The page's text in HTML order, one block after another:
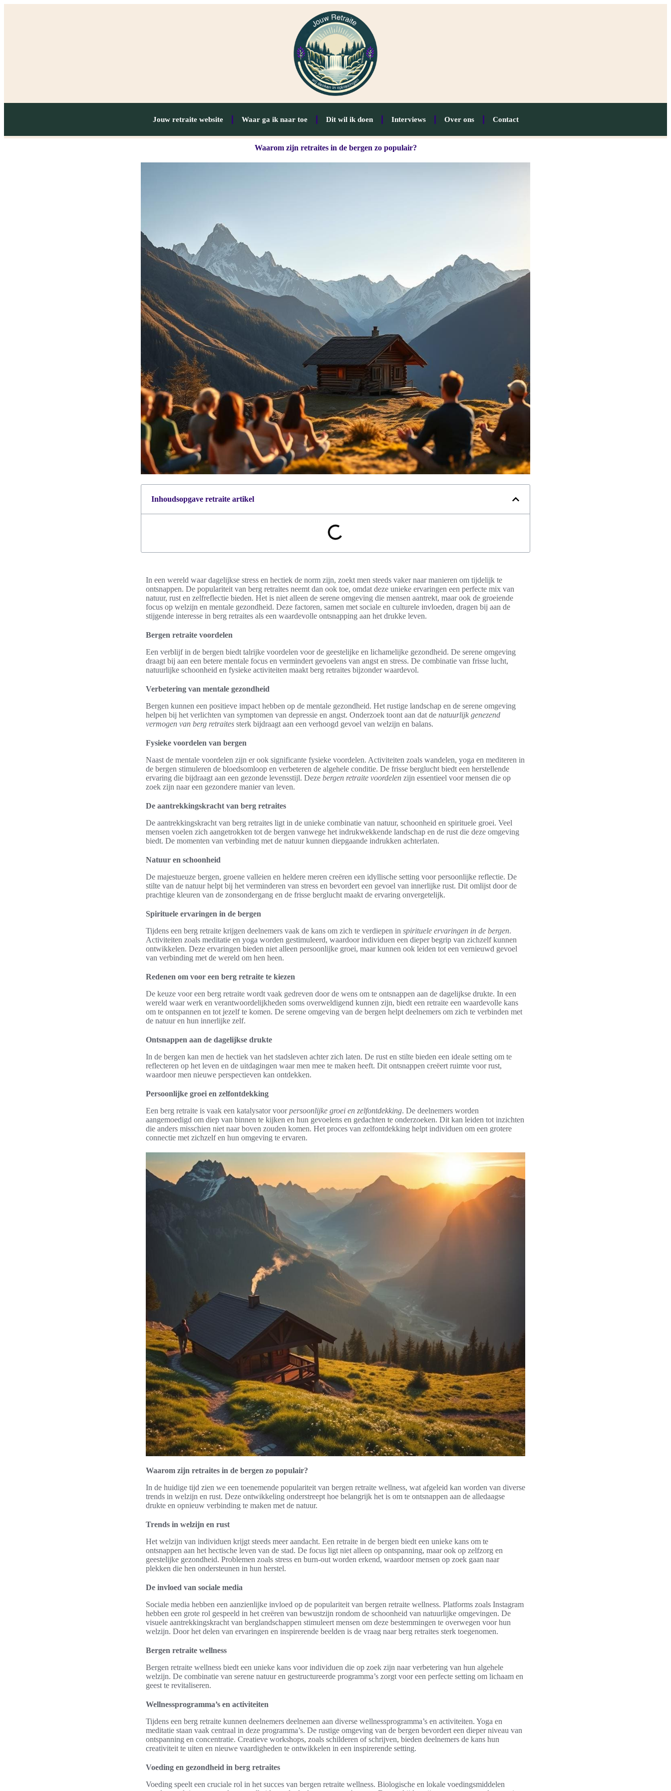
Jouw retraite website Waar ga ik naar toe Dit wil ik doen Interviews Over ons Contact
Waarom zijn retraites in de bergen zo populair?
Inhoudsopgave retraite artikel
In een wereld waar dagelijkse stress en hectiek de norm zijn, zoekt men steeds vaker naar manieren om tijdelijk te
ontsnappen. De populariteit van berg retraites neemt dan ook toe, omdat deze unieke ervaringen een perfecte mix van
natuur, rust en zelfreflectie bieden. Het is niet alleen de serene omgeving die mensen aantrekt, maar ook de groeiende
focus op welzijn en mentale gezondheid. Deze factoren, samen met sociale en culturele invloeden, dragen bij aan de
stijgende interesse in berg retraites als een waardevolle ontsnapping aan het drukke leven.
Bergen retraite voordelen
Een verblijf in de bergen biedt talrijke voordelen voor de geestelijke en lichamelijke gezondheid. De serene omgeving
draagt bij aan een betere mentale focus en vermindert gevoelens van angst en stress. De combinatie van frisse lucht,
natuurlijke schoonheid en fysieke activiteiten maakt berg retraites bijzonder waardevol.
Verbetering van mentale gezondheid
Bergen kunnen een positieve impact hebben op de mentale gezondheid. Het rustige landschap en de serene omgeving
helpen bij het verlichten van symptomen van depressie en angst. Onderzoek toont aan dat de natuurlijk genezend
vermogen van berg retraites sterk bijdraagt aan een verhoogd gevoel van welzijn en balans.
Fysieke voordelen van bergen
Naast de mentale voordelen zijn er ook significante fysieke voordelen. Activiteiten zoals wandelen, yoga en mediteren in
de bergen stimuleren de bloedsomloop en verbeteren de algehele conditie. De frisse berglucht biedt een herstellende
ervaring die bijdraagt aan een gezonde levensstijl. Deze bergen retraite voordelen zijn essentieel voor mensen die op
zoek zijn naar een gezondere manier van leven.
De aantrekkingskracht van berg retraites
De aantrekkingskracht van berg retraites ligt in de unieke combinatie van natuur, schoonheid en spirituele groei. Veel
mensen voelen zich aangetrokken tot de bergen vanwege het indrukwekkende landschap en de rust die deze omgeving
biedt. De momenten van verbinding met de natuur kunnen diepgaande indrukken achterlaten.
Natuur en schoonheid
De majestueuze bergen, groene valleien en heldere meren creëren een idyllische setting voor persoonlijke reflectie. De
stilte van de natuur helpt bij het verminderen van stress en bevordert een gevoel van innerlijke rust. Dit omlijst door de
prachtige kleuren van de zonsondergang en de frisse berglucht maakt de ervaring onvergetelijk.
Spirituele ervaringen in de bergen
Tijdens een berg retraite krijgen deelnemers vaak de kans om zich te verdiepen in spirituele ervaringen in de bergen.
Activiteiten zoals meditatie en yoga worden gestimuleerd, waardoor individuen een dieper begrip van zichzelf kunnen
ontwikkelen. Deze ervaringen bieden niet alleen persoonlijke groei, maar kunnen ook leiden tot een vernieuwd gevoel
van verbinding met de wereld om hen heen.
Redenen om voor een berg retraite te kiezen
De keuze voor een berg retraite wordt vaak gedreven door de wens om te ontsnappen aan de dagelijkse drukte. In een
wereld waar werk en verantwoordelijkheden soms overweldigend kunnen zijn, biedt een retraite een waardevolle kans
om te ontspannen en tot jezelf te komen. De serene omgeving van de bergen helpt deelnemers om zich te verbinden met
de natuur en hun innerlijke zelf.
Ontsnappen aan de dagelijkse drukte
In de bergen kan men de hectiek van het stadsleven achter zich laten. De rust en stilte bieden een ideale setting om te
reflecteren op het leven en de uitdagingen waar men mee te maken heeft. Dit ontsnappen creëert ruimte voor rust,
waardoor men nieuwe perspectieven kan ontdekken.
Persoonlijke groei en zelfontdekking
Een berg retraite is vaak een katalysator voorpersoonlijke groei en zelfontdekking. De deelnemers worden
aangemoedigd om diep van binnen te kijken en hun gevoelens en gedachten te onderzoeken. Dit kan leiden tot inzichten
die anders misschien niet naar boven zouden komen. Het proces van zelfontdekking helpt individuen om een grotere
connectie met zichzelf en hun omgeving te ervaren.
Waarom zijn retraites in de bergen zo populair?
In de huidige tijd zien we een toenemende populariteit van bergen retraite wellness, wat afgeleid kan worden van diverse
trends in welzijn en rust. Deze ontwikkeling onderstreept hoe belangrijk het is om te ontsnappen aan de alledaagse
drukte en opnieuw verbinding te maken met de natuur.
Trends in welzijn en rust
Het welzijn van individuen krijgt steeds meer aandacht. Een retraite in de bergen biedt een unieke kans om te
ontsnappen aan het hectische leven van de stad. De focus ligt niet alleen op ontspanning, maar ook op zelfzorg en
geestelijke gezondheid. Problemen zoals stress en burn-out worden erkend, waardoor mensen op zoek gaan naar
plekken die hen ondersteunen in hun herstel.
De invloed van sociale media
Sociale media hebben een aanzienlijke invloed op de populariteit van bergen retraite wellness. Platforms zoals Instagram
hebben een grote rol gespeeld in het creëren van bewustzijn rondom de schoonheid van natuurlijke omgevingen. De
visuele aantrekkingskracht van berglandschappen stimuleert mensen om deze bestemmingen te overwegen voor hun
welzijn. Door het delen van ervaringen en inspirerende beelden is de vraag naar berg retraites sterk toegenomen.
Bergen retraite wellness
Bergen retraite wellness biedt een unieke kans voor individuen die op zoek zijn naar verbetering van hun algehele
welzijn. De combinatie van serene natuur en gestructureerde programma’s zorgt voor een perfecte setting om lichaam en
geest te revitaliseren.
Wellnessprogramma’s en activiteiten
Tijdens een berg retraite kunnen deelnemers deelnemen aan diverse wellnessprogramma’s en activiteiten. Yoga en
meditatie staan vaak centraal in deze programma’s. De rustige omgeving van de bergen bevordert een dieper niveau van
ontspanning en concentratie. Creatieve workshops, zoals schilderen of schrijven, bieden deelnemers de kans hun
creativiteit te uiten en nieuwe vaardigheden te ontwikkelen in een inspirerende setting.
Voeding en gezondheid in berg retraites
Voeding speelt een cruciale rol in het succes van bergen retraite wellness. Biologische en lokale voedingsmiddelen